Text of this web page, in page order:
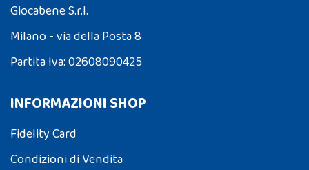
Giocabene S.r.l.
Milano - via della Posta 8
Partita Iva: 02608090425
INFORMAZIONI SHOP
Fidelity Card
Condizioni di Vendita